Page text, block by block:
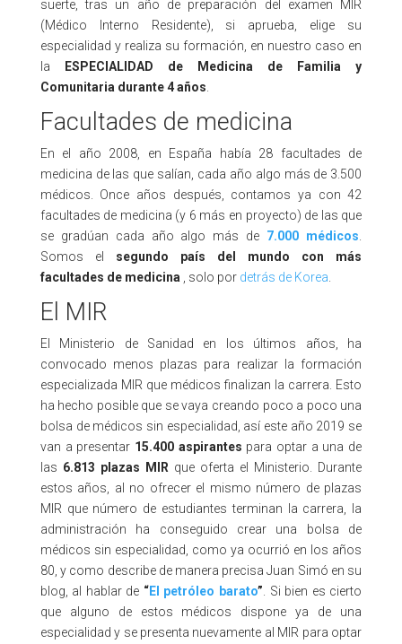
suerte, tras un año de preparación del examen MIR
(Médico Interno Residente), si aprueba, elige su
especialidad y realiza su formación, en nuestro caso en
la ESPECIALIDAD
de Medicina de Familia y
Comunitaria durante 4 años
Facultades de medicina
En el año 2008, en España había 28 facultades de
medicina de las que salían, cada año algo más de 3.500
médicos. Once años después, contamos ya con 42
facultades de medicina (y 6 más en proyecto) de las que
se gradúan cada año algo más de 7.000 médicos
Somos el
segundo país del mundo con más
facultades de medicina , solo pordetrás de Korea
El MIR
El Ministerio de Sanidad en los últimos años, ha
convocado menos plazas para realizar la formación
especializada MIR que médicos finalizan la carrera. Esto
ha hecho posible que se vaya creando poco a poco una
bolsa de médicos sin especialidad, así este año 2019 se
van a presentar 15.400 aspirantes para optar a una de
las 6.813 plazas MIR que oferta el Ministerio. Durante
estos años, al no ofrecer el mismo número de plazas
MIR que número de estudiantes terminan la carrera, la
administración ha conseguido crear una bolsa de
médicos sin especialidad, como ya ocurrió en los años
80, y como describe de manera precisa Juan Simó en su
blog, al hablar de “El petróleo barato” . Si bien es cierto
que alguno de estos médicos dispone ya de una
especialidad y se presenta nuevamente al MIR para optar